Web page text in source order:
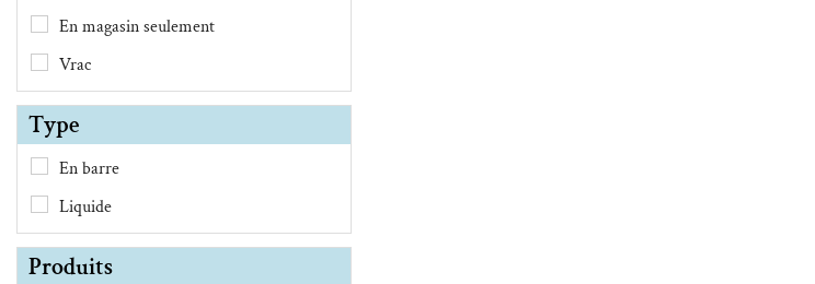
En magasin seulement
Vrac
Type
En barre
Liquide
Produits